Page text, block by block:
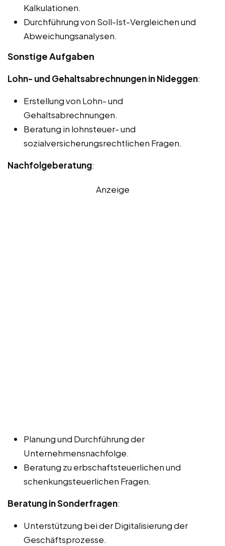
Kalkulationen.
Durchführung von Soll-Ist-Vergleichen und
Abweichungsanalysen.
Sonstige Aufgaben
Lohn- und Gehaltsabrechnungen in Nideggen:
Erstellung von Lohn- und
Gehaltsabrechnungen.
Beratung in lohnsteuer- und
sozialversicherungsrechtlichen Fragen.
Nachfolgeberatung:
Anzeige
Planung und Durchführung der
Unternehmensnachfolge.
Beratung zu erbschaftsteuerlichen und
schenkungsteuerlichen Fragen.
Beratung in Sonderfragen:
Unterstützung bei der Digitalisierung der
Geschäftsprozesse.